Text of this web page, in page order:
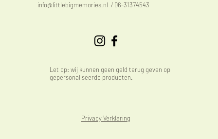
info@littlebigmemories.nl / 06-31374543
Let op: wij kunnen geen geld terug geven op
gepersonaliseerde producten.
Privacy Verklaring